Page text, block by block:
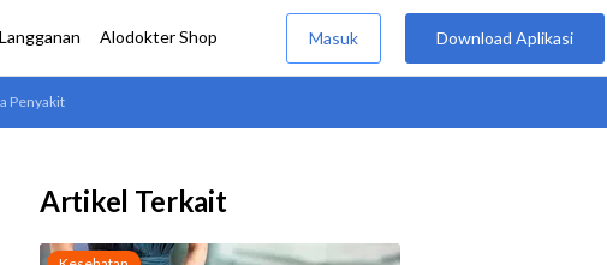
Artikel Terkait